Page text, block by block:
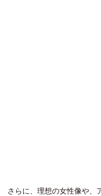
さらに、理想の女性像や、